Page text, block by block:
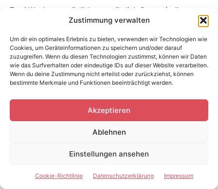
Zustimmung verwalten
Um dir ein optimales Erlebnis zu bieten, verwenden wir Technologien wie
Cookies, um Geräteinformationen zu speichern und/oder darauf
zuzugreifen. Wenn du diesen Technologien zustimmst, können wir Daten
wie das Surfverhalten oder eindeutige IDs auf dieser Website verarbeiten.
Wenn du deine Zustimmung nicht erteilst oder zurückziehst, können
bestimmte Merkmale und Funktionen beeinträchtigt werden.
Akzeptieren
Ablehnen
Einstellungen ansehen
Cookie-Richtlinie Datenschutzerklärung Impressum
Zwei Wochen ermöglichen zusätzlich Guatapé, die
Kaffeezone oder Santa Marta. Eine ausgewogene Route
kann mit drei Nächten in Bogotá beginnen, vier bis fünf
Tage in Medellín und der Kaffeezone umfassen und
anschließend nach Cartagena führen.
Drei Wochen bieten genügend Zeit für Bogotá, Medellín,
Kaffeezone, Cartagena, Santa Marta und Tayrona. Der
Amazonas oder San Andrés sollten als zusätzlicher,
eigenständiger Reiseabschnitt betrachtet werden.
Sicherheit und
verantwortungsvolle